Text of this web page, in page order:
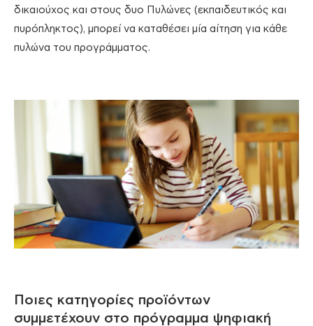
δικαιούχος και στους δυο Πυλώνες (εκπαιδευτικός και
πυρόπληκτος), μπορεί να καταθέσει μία αίτηση για κάθε
πυλώνα του προγράμματος.
Ποιες κατηγορίες πρoϊόντων
συμμετέχουν στο πρόγραμμα ψηφιακή